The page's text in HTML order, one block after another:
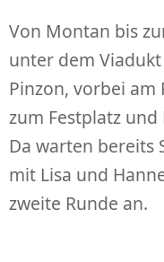
Von Montan bis
unter dem
Pinzon, vorbei
zum Festplatz
Da warten bereits
mit Lisa und
zweite Runde an.